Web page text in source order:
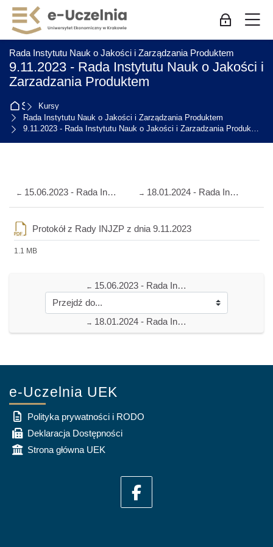
Skip to navigation
Skip to login form
Przejdź do głównej zawartości
Skip to accessibility options
Skip to footer
Skip accessibility options
Zaloguj
Rada Instytutu Nauk o Jakości i Zarządzania Produktem
9.11.2023 - Rada Instytutu Nauk o Jakości i
Zarzadzania Produktem
Strona główna
Kursy
Rada Instytutu Nauk o Jakości i Zarządzania Produktem
9.11.2023 - Rada Instytutu Nauk o Jakości i Zarzadzania Produktem
Przegląd sekcji
← 15.06.2023 - Rada Instytutu Nauk o Jakości i Zarządzania Produktem → 18.01.2024 - Rada Instytutu Nauk o Jakości i Zarządzania Produktem
Protokół z Rady INJZP z dnia 9.11.2023
1.1 MB
← 15.06.2023 - Rada Instytutu Nauk o Jakości i Zarządzania Produktem
→ 18.01.2024 - Rada Instytutu Nauk o Jakości i Zarządzania Produktem
e-Uczelnia UEK
Polityka prywatności i RODO
Deklaracja Dostępności
Strona główna UEK